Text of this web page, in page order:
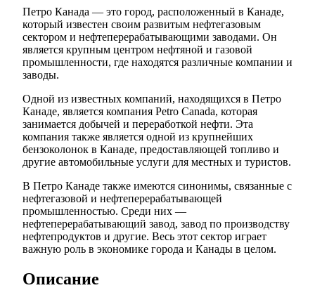
Петро Канада — это город, расположенный в Канаде,
который известен своим развитым нефтегазовым
сектором и нефтеперерабатывающими заводами. Он
является крупным центром нефтяной и газовой
промышленности, где находятся различные компании и
заводы.
Одной из известных компаний, находящихся в Петро
Канаде, является компания Petro Canada, которая
занимается добычей и переработкой нефти. Эта
компания также является одной из крупнейших
бензоколонок в Канаде, предоставляющей топливо и
другие автомобильные услуги для местных и туристов.
В Петро Канаде также имеются синонимы, связанные с
нефтегазовой и нефтеперерабатывающей
промышленностью. Среди них —
нефтеперерабатывающий завод, завод по производству
нефтепродуктов и другие. Весь этот сектор играет
важную роль в экономике города и Канады в целом.
Описание